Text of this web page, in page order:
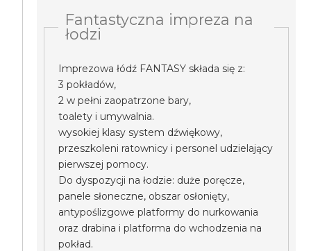
Fantastyczna impreza na
łodzi
Imprezowa łódź FANTASY składa się z:
3 pokładów,
2 w pełni zaopatrzone bary,
toalety i umywalnia.
wysokiej klasy system dźwiękowy,
przeszkoleni ratownicy i personel udzielający
pierwszej pomocy.
Do dyspozycji na łodzie: duże poręcze,
panele słoneczne, obszar osłonięty,
antypoślizgowe platformy do nurkowania
oraz drabina i platforma do wchodzenia na
pokład.